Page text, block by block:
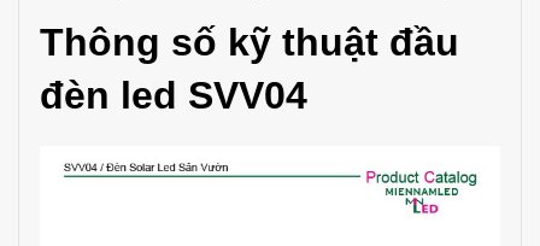
Thông số kỹ thuật đầu
đèn led SVV04